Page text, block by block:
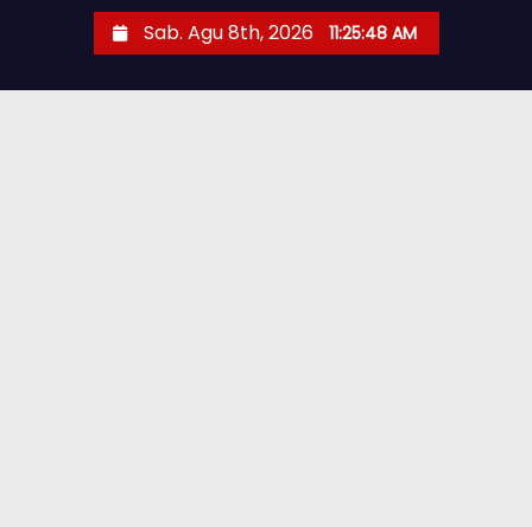
Sab. Agu 8th, 2026 11:25:49 AM